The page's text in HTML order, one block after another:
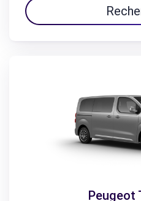
Peugeot